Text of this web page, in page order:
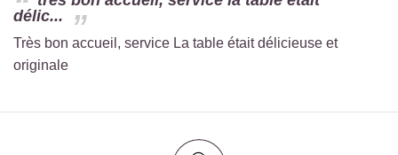
délic...
Très bon accueil, service La table était délicieuse et
originale